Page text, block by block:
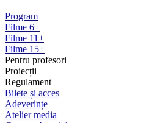
Program
Filme 6+
Filme 11+
Filme 15+
Pentru profesori
Proiecții
Regulament
Bilete și acces
Adeverințe
Atelier media